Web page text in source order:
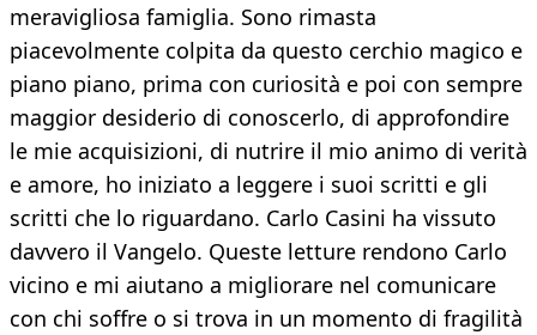
meravigliosa famiglia. Sono rimasta
piacevolmente colpita da questo cerchio magico e
piano piano, prima con curiosità e poi con sempre
maggior desiderio di conoscerlo, di approfondire
le mie acquisizioni, di nutrire il mio animo di verità
e amore, ho iniziato a leggere i suoi scritti e gli
scritti che lo riguardano. Carlo Casini ha vissuto
davvero il Vangelo. Queste letture rendono Carlo
vicino e mi aiutano a migliorare nel comunicare
con chi soffre o si trova in un momento di fragilità